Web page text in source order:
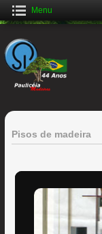
Menu
Pisos de madeira